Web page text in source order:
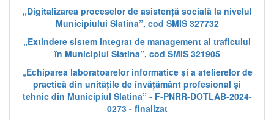
„Digitalizarea proceselor de asistență socială la nivelul
Municipiului Slatina”, cod SMIS 327732
„Extindere sistem integrat de management al traficului
în Municipiul Slatina”, cod SMIS 321905
„Echiparea laboratoarelor informatice și a atelierelor de
practică din unitățile de învățământ profesional și
tehnic din Municipiul Slatina” - F-PNRR-DOTLAB-2024-
0273 - finalizat